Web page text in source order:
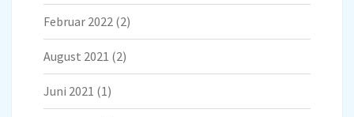
Februar 2022 (2)
August 2021 (2)
Juni 2021 (1)